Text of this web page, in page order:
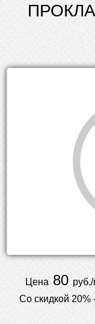
Цена80
Со скидкой 20%